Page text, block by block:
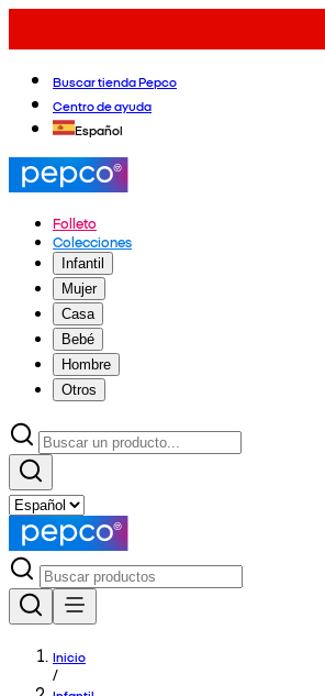
Buscar tienda Pepco
Centro de ayuda
Español
Folleto
Colecciones
Infantil
Mujer
Casa
Bebé
Hombre
Otros
Inicio
/